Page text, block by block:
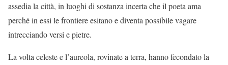
assedia la città, in luoghi di sostanza incerta che il poeta ama
perché in essi le frontiere esitano e diventa possibile vagare
intrecciando versi e pietre.
La volta celeste e l’aureola, rovinate a terra, hanno fecondato la